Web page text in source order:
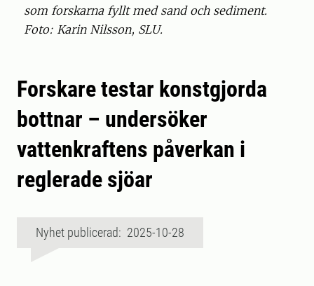
som forskarna fyllt med sand och sediment.
Foto: Karin Nilsson, SLU.
Forskare testar konstgjorda
bottnar – undersöker
vattenkraftens påverkan i
reglerade sjöar
Nyhet publicerad: 2025-10-28